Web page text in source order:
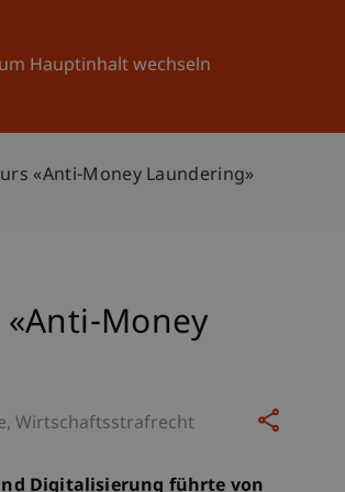
Hauptinhalt wechseln
Universität Aktuelles
«Anti-Money Laundering»
Money
Wirtschaftsstrafrecht
Digitalisierung führte von